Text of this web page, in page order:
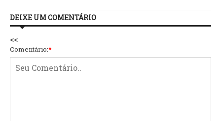
DEIXE UM COMENTÁRIO
<<
Comentário:*